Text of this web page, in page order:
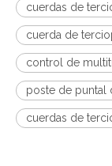
cuerdas de
cuerda de
control de
poste de puntal
cuerdas de